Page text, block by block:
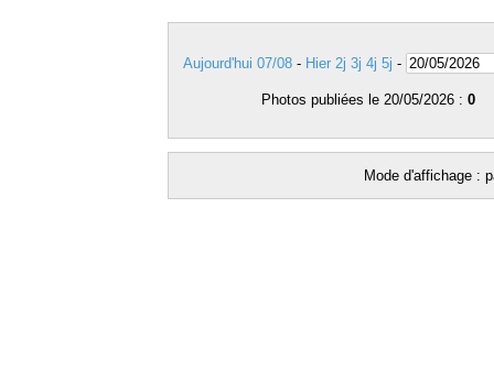
Aujourd'hui 07/08 - Hier 2j 3j 4j 5j -
Photos publiées le 20/05/2026 : 0
Mode d'affichage :